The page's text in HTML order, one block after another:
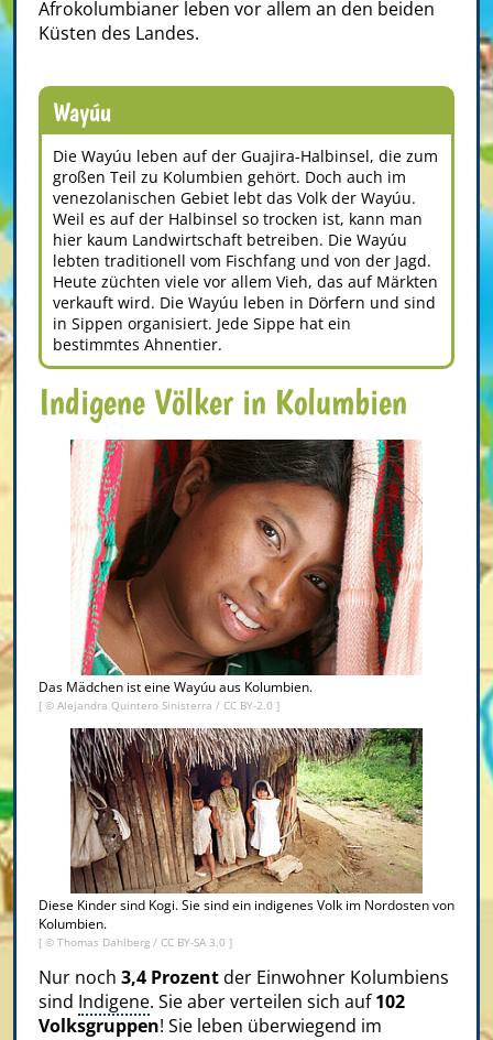
Afrokolumbianer leben vor allem an den beiden
Küsten des Landes.
Wayúu
Die Wayúu leben auf der Guajira-Halbinsel, die zum
großen Teil zu Kolumbien gehört. Doch auch im
venezolanischen Gebiet lebt das Volk der Wayúu.
Weil es auf der Halbinsel so trocken ist, kann man
hier kaum Landwirtschaft betreiben. Die Wayúu
lebten traditionell vom Fischfang und von der Jagd.
Heute züchten viele vor allem Vieh, das auf Märkten
verkauft wird. Die Wayúu leben in Dörfern und sind
in Sippen organisiert. Jede Sippe hat ein
bestimmtes Ahnentier.
Indigene Völker in Kolumbien
Das Mädchen ist eine Wayúu aus Kolumbien.
[ © Alejandra Quintero Sinisterra / CC BY-2.0 ]
Diese Kinder sind Kogi. Sie sind ein indigenes Volk im Nordosten von
Kolumbien.
[ © Thomas Dahlberg / CC BY-SA 3.0 ]
Nur noch 3,4 Prozentder Einwohner Kolumbiens
sind Indigene. Sie aber verteilen sich auf102
Volksgruppen! Sie leben überwiegend im